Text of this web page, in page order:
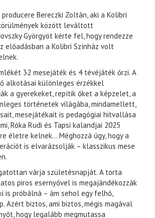
Bereczki Zoltán, aki a Kolibri
között leváltott
Györgyöt kérte fel, hogy rendezze
előadásban a Kolibri Színház volt
32 mesejáték és 4 tévéjáték őrzi. A
alkotásai különleges érzékkel
a gyerekeket, repítik őket a képzelet, a
történetek világába, mindamellett,
mesejátékait is pedagógiai hitvallása
Róka Rudi és Tapsi kalandjai 2025
életre kelnek… Méghozzá úgy, hogy a
is elvarázsolják – klasszikus mese
várja születésnapját. A torta
piros esernyővel is megajándékozzák
is próbálná – ám sehol egy felhő,
Azért biztos, ami biztos, mégis magával
hogy legalább megmutassa